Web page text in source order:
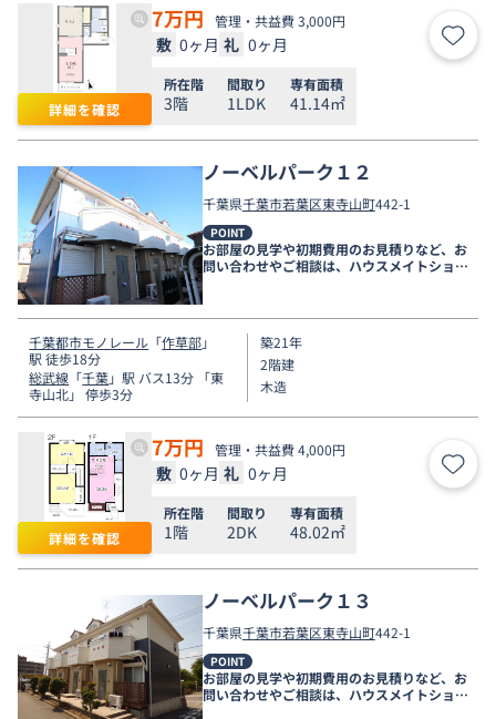
詳細を確認
7万円 管理・共益費 3,000円
敷 0ヶ月 礼 0ヶ月 お気
所在階
3階
間取り
1LDK
専有面積
41.14㎡
ノーベルパーク１２
千葉県千葉市若葉区東寺山町442-1
POINT
お部屋の見学や初期費用のお見積りなど、お
問い合わせやご相談は、ハウスメイトショッ
プ千葉店まで。
千葉都市モノレール 「作草部」
駅 徒歩18分
総武線 「千葉」駅 バス13分 「東
寺山北」 停歩3分
築21年
2階建
木造
詳細を確認
7万円 管理・共益費 4,000円
敷 0ヶ月 礼 0ヶ月 お気
所在階
1階
間取り
2DK
専有面積
48.02㎡
ノーベルパーク１３
千葉県千葉市若葉区東寺山町442-1
POINT
お部屋の見学や初期費用のお見積りなど、お
問い合わせやご相談は、ハウスメイトショッ
プ千葉店まで。